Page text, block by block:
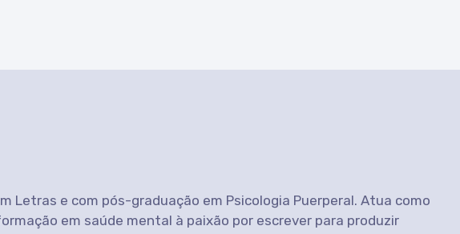
Letras e com pós-graduação em Psicologia Puerperal. Atua como
em saúde mental à paixão por escrever para produzir